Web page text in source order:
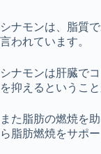
シナモンは、脂質
言われています。
シナモンは肝臓で
を抑えるというこ
また脂肪の燃焼を
ら脂肪燃焼をサポ